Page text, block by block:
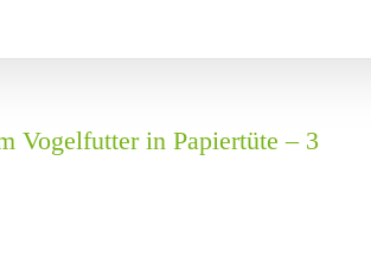
Vogelfutter in Papiertüte – 3